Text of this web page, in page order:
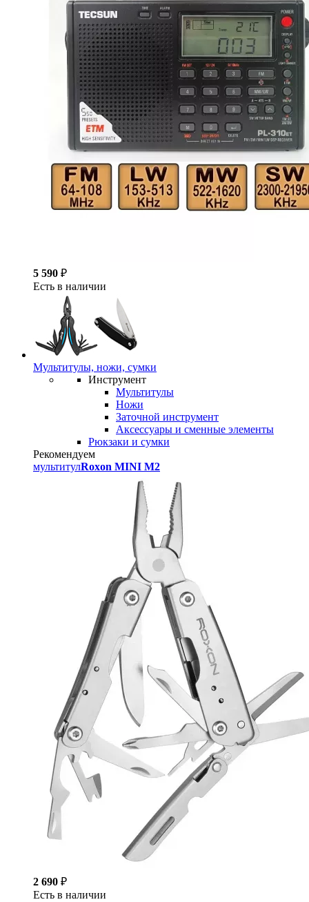
5 590 ₽
Есть в наличии
Мультитулы, ножи, сумки
Инструмент
Мультитулы
Ножи
Заточной инструмент
Аксессуары и сменные элементы
Рюкзаки и сумки
Рекомендуем
мультитулRoxon MINI M2
2 690 ₽
Есть в наличии